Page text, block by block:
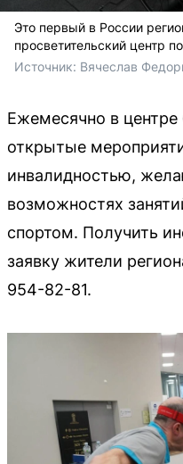
Это первый в России
просветительский центр
Источник: Вячеслав
Ежемесячно в центре
открытые
инвалидностью,
возможностях
спортом. Получить
заявку жители
954-82-81.